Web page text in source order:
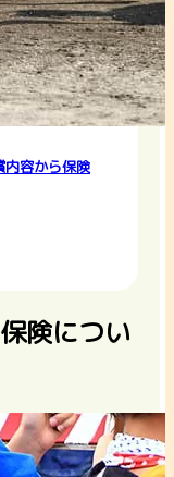
内容から保険
険につい